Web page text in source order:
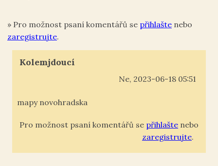
» Pro možnost psaní komentářů se přihlašte nebo
zaregistrujte.
Kolemjdoucí
Ne, 2023-06-18 05:51
mapy novohradska
Pro možnost psaní komentářů se přihlašte nebo
zaregistrujte.